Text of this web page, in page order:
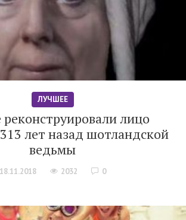
ЛУЧШЕЕ
лицо
лет назад шотландской
ведьмы
18.11.2018 2032 0